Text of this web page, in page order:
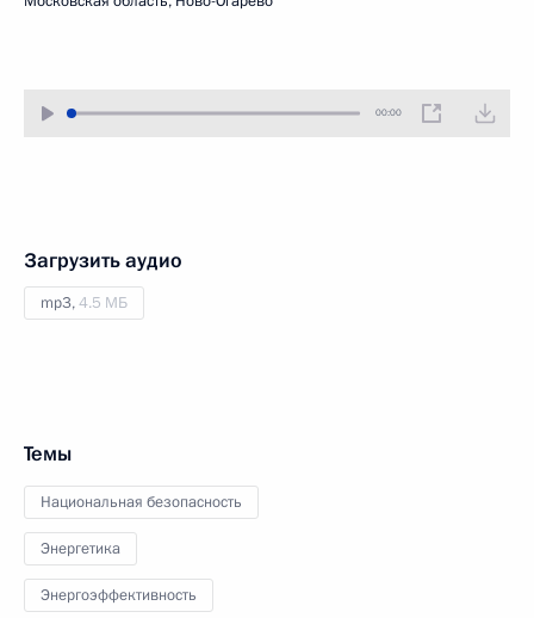
00:00
Загрузить аудио
mp3,4.5 МБ
Темы
Национальная безопасность
Энергетика
Энергоэффективность